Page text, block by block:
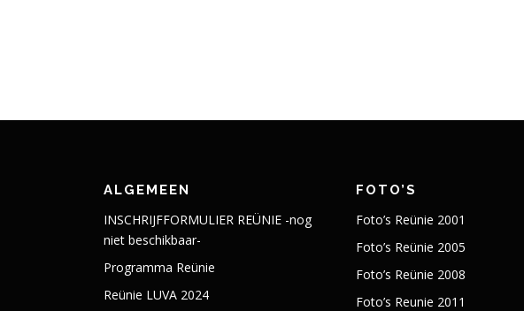
ALGEMEEN
INSCHRIJFFORMULIER REÜNIE -nog
niet beschikbaar-
Programma Reünie
Reünie LUVA 2024
FOTO’S
Foto’s Reünie 2001
Foto’s Reünie 2005
Foto’s Reünie 2008
Foto’s Reunie 2011